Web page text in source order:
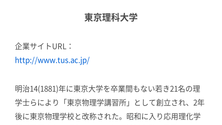
東京理科大学
企業サイトURL：
http://www.tus.ac.jp/
明治14(1881)年に東京大学を卒業間もない若き21名の理
学士らにより「東京物理学講習所」として創立され、2年
後に東京物理学校と改称された。昭和に入り応用理化学